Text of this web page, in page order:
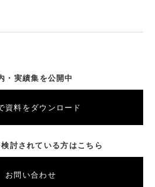
・実績集を公開中
資料をダウンロード
討されている方はこちら
お問い合わせ